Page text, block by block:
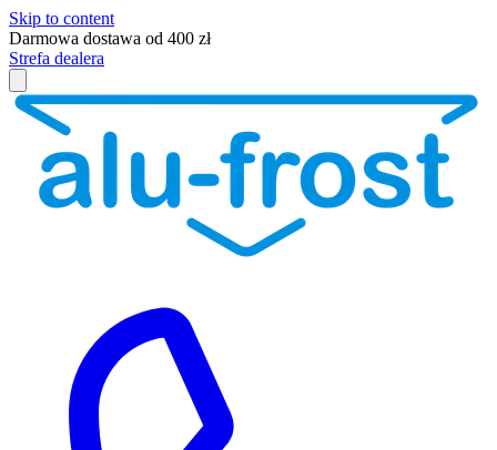
Skip to content
Darmowa dostawa od 400 zł
Strefa dealera